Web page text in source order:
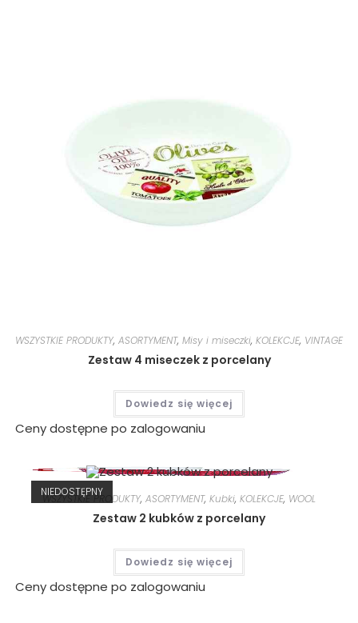
WSZYSTKIE PRODUKTY, ASORTYMENT, Misy i miseczki, KOLEKCJE, VINTAGE
Zestaw 4 miseczek z porcelany
Dowiedz się więcej
Ceny dostępne po zalogowaniu
NIEDOSTĘPNY
WSZYSTKIE PRODUKTY, ASORTYMENT, Kubki, KOLEKCJE, WOOL
Zestaw 2 kubków z porcelany
Dowiedz się więcej
Ceny dostępne po zalogowaniu